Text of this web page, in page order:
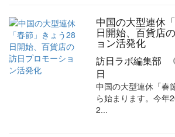
中国の大型連休
日開始、百貨店
ョン活発化
訪日ラボ編集部
日
中国の大型連休「春
ら始まります。今年
2...